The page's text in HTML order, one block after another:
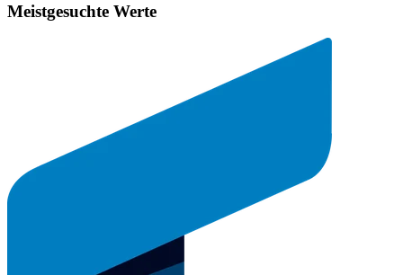
Meistgesuchte Werte